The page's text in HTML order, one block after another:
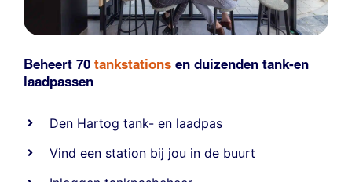
Beheert 70 tankstations en duizenden tank-en
laadpassen
Den Hartog tank- en laadpas
Vind een station bij jou in de buurt